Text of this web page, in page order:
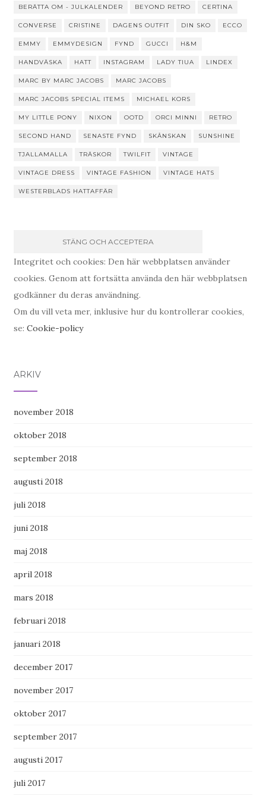
BERÄTTA OM - JULKALENDER BEYOND RETRO CERTINA
CONVERSE CRISTINE DAGENS OUTFIT DIN SKO ECCO
EMMY EMMYDESIGN FYND GUCCI H&M
HANDVÄSKA HATT INSTAGRAM LADY TIUA LINDEX
MARC BY MARC JACOBS MARC JACOBS
MARC JACOBS SPECIAL ITEMS MICHAEL KORS
MY LITTLE PONY NIXON OOTD ORCI MINNI RETRO
SECOND HAND SENASTE FYND SKÅNSKAN SUNSHINE
TJALLAMALLA TRÄSKOR TWILFIT VINTAGE
VINTAGE DRESS VINTAGE FASHION VINTAGE HATS
WESTERBLADS HATTAFFÄR
Integritet och cookies: Den här webbplatsen använder
cookies. Genom att fortsätta använda den här webbplatsen
godkänner du deras användning.
Om du vill veta mer, inklusive hur du kontrollerar cookies,
se: Cookie-policy
ARKIV
november 2018
oktober 2018
september 2018
augusti 2018
juli 2018
juni 2018
maj 2018
april 2018
mars 2018
februari 2018
januari 2018
december 2017
november 2017
oktober 2017
september 2017
augusti 2017
juli 2017